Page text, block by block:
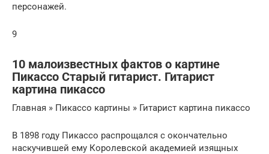
персонажей.
9
10 малоизвестных фактов о картине
Пикассо Старый гитарист. Гитарист
картина пикассо
Главная » Пикассо картины » Гитарист картина пикассо
В 1898 году Пикассо распрощался с окончательно
наскучившей ему Королевской академией изящных